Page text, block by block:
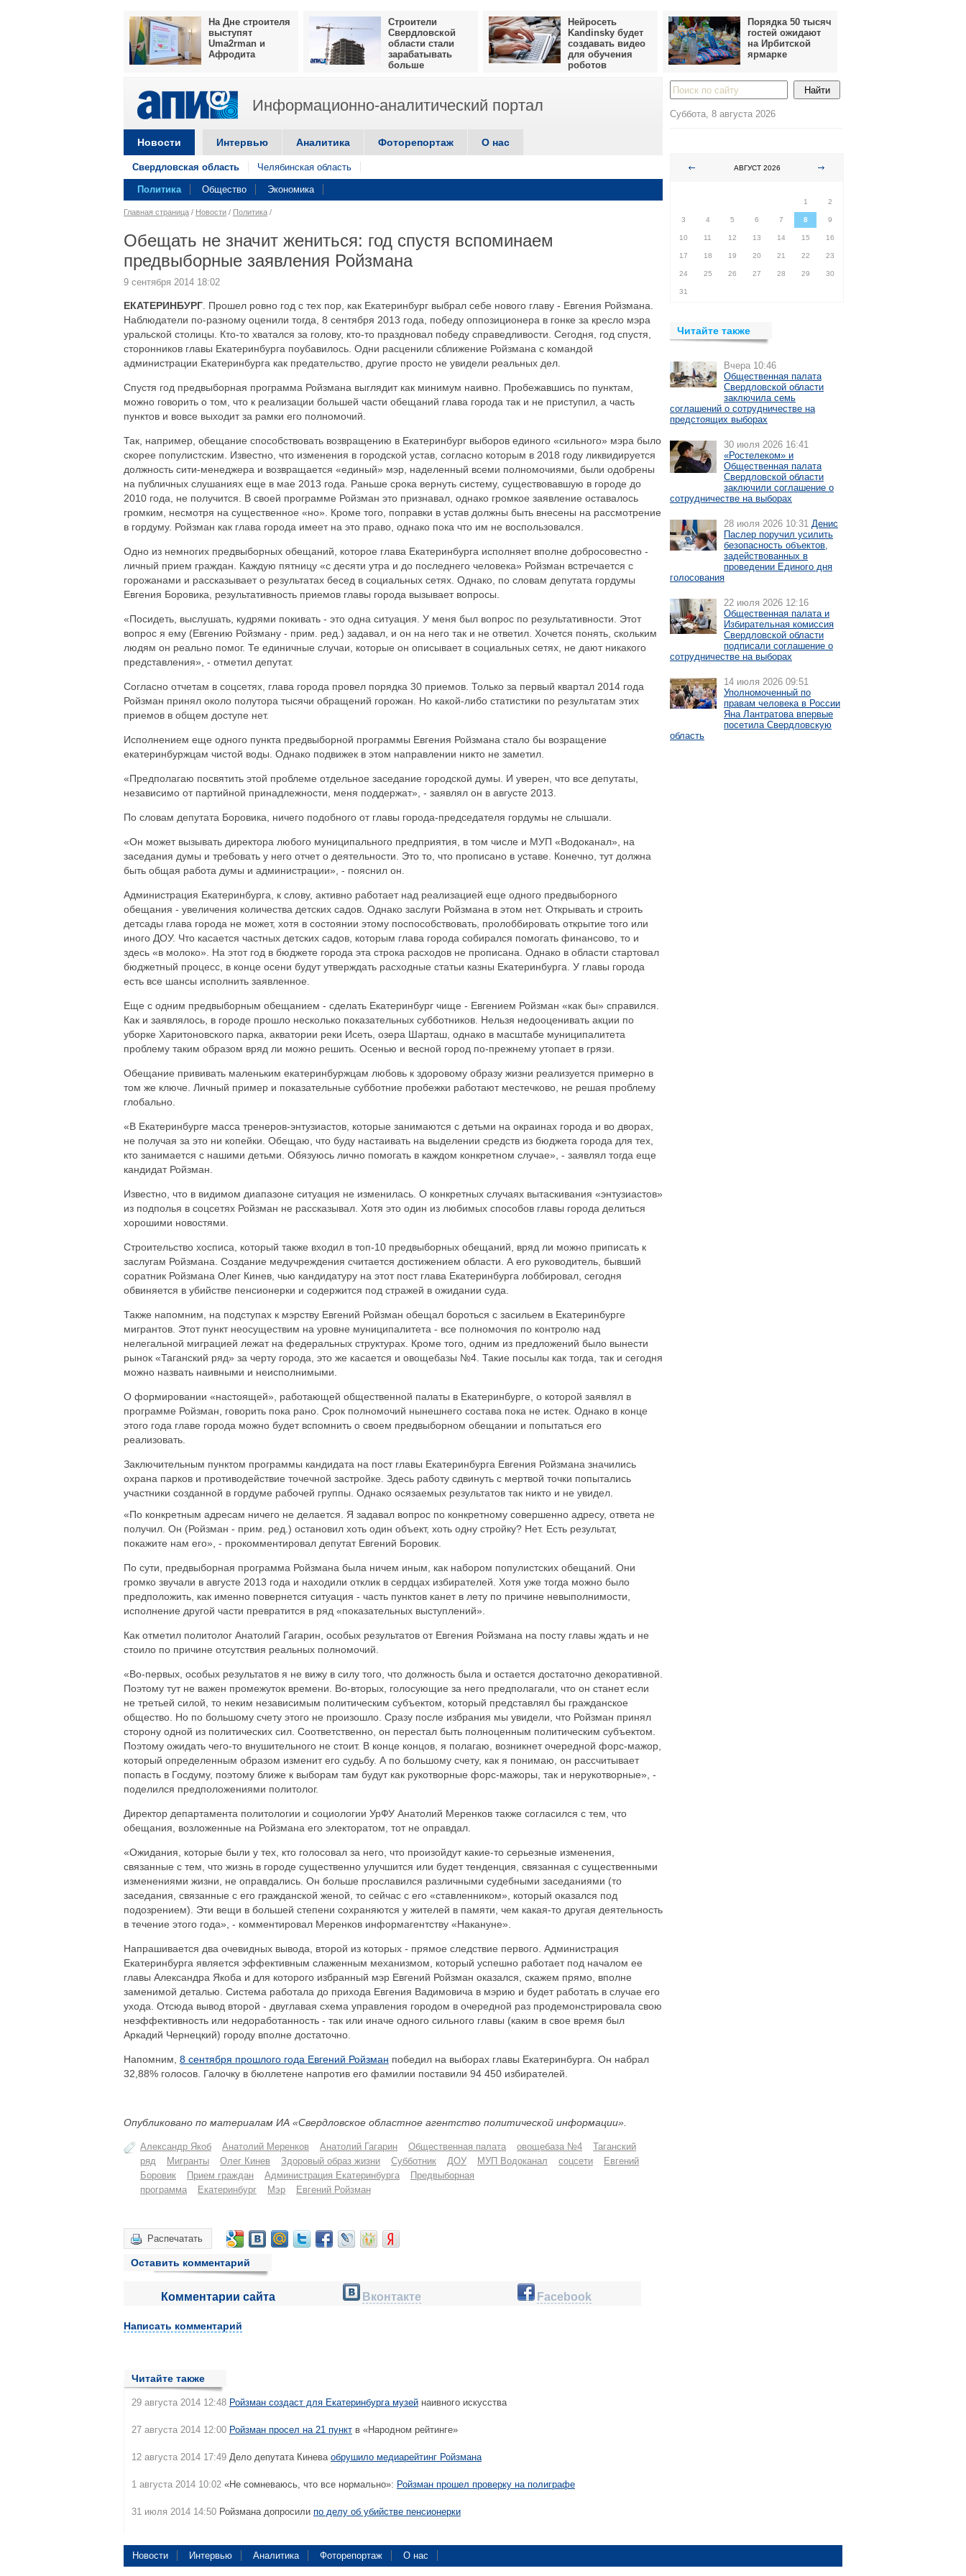
На Дне строителя
выступят
Uma2rman и
Афродита
Строители
Свердловской
области стали
зарабатывать
больше
Нейросеть
Kandinsky будет
создавать видео
для обучения
роботов
Порядка 50 тысяч
гостей ожидают
на Ирбитской
ярмарке
Информационно-аналитический портал
Новости Интервью Аналитика Фоторепортаж О нас
Свердловская область Челябинская область
Политика Общество Экономика
Главная страница / Новости / Политика /
Обещать не значит жениться: год спустя вспоминаем
предвыборные заявления Ройзмана
9 сентября 2014 18:02
ЕКАТЕРИНБУРГ . Прошел ровно год с тех пор, как Екатеринбург выбрал себе нового главу - Евгения Ройзмана.
Наблюдатели по-разному оценили тогда, 8 сентября 2013 года, победу оппозиционера в гонке за кресло мэра
уральской столицы. Кто-то хватался за голову, кто-то праздновал победу справедливости. Сегодня, год спустя,
сторонников главы Екатеринбурга поубавилось. Одни расценили сближение Ройзмана с командой
администрации Екатеринбурга как предательство, другие просто не увидели реальных дел.
Спустя год предвыборная программа Ройзмана выглядит как минимум наивно. Пробежавшись по пунктам,
можно говорить о том, что к реализации большей части обещаний глава города так и не приступил, а часть
пунктов и вовсе выходит за рамки его полномочий.
Так, например, обещание способствовать возвращению в Екатеринбург выборов единого «сильного» мэра было
скорее популистским. Известно, что изменения в городской устав, согласно которым в 2018 году ликвидируется
должность сити-менеджера и возвращается «единый» мэр, наделенный всеми полномочиями, были одобрены
на публичных слушаниях еще в мае 2013 года. Раньше срока вернуть систему, существовавшую в городе до
2010 года, не получится. В своей программе Ройзман это признавал, однако громкое заявление оставалось
громким, несмотря на существенное «но». Кроме того, поправки в устав должны быть внесены на рассмотрение
в гордуму. Ройзман как глава города имеет на это право, однако пока что им не воспользовался.
Одно из немногих предвыборных обещаний, которое глава Екатеринбурга исполняет вполне добросовестно -
личный прием граждан. Каждую пятницу «с десяти утра и до последнего человека» Ройзман встречается с
горожанами и рассказывает о результатах бесед в социальных сетях. Однако, по словам депутата гордумы
Евгения Боровика, результативность приемов главы города вызывает вопросы.
«Посидеть, выслушать, кудрями покивать - это одна ситуация. У меня был вопрос по результативности. Этот
вопрос я ему (Евгению Ройзману - прим. ред.) задавал, и он на него так и не ответил. Хочется понять, скольким
людям он реально помог. Те единичные случаи, которые он описывает в социальных сетях, не дают никакого
представления», - отметил депутат.
Согласно отчетам в соцсетях, глава города провел порядка 30 приемов. Только за первый квартал 2014 года
Ройзман принял около полутора тысячи обращений горожан. Но какой-либо статистики по результатам этих
приемов в общем доступе нет.
Исполнением еще одного пункта предвыборной программы Евгения Ройзмана стало бы возращение
екатеринбуржцам чистой воды. Однако подвижек в этом направлении никто не заметил.
«Предполагаю посвятить этой проблеме отдельное заседание городской думы. И уверен, что все депутаты,
независимо от партийной принадлежности, меня поддержат», - заявлял он в августе 2013.
По словам депутата Боровика, ничего подобного от главы города-председателя гордумы не слышали.
«Он может вызывать директора любого муниципального предприятия, в том числе и МУП «Водоканал», на
заседания думы и требовать у него отчет о деятельности. Это то, что прописано в уставе. Конечно, тут должна
быть общая работа думы и администрации», - пояснил он.
Администрация Екатеринбурга, к слову, активно работает над реализацией еще одного предвыборного
обещания - увеличения количества детских садов. Однако заслуги Ройзмана в этом нет. Открывать и строить
детсады глава города не может, хотя в состоянии этому поспособствовать, пролоббировать открытие того или
иного ДОУ. Что касается частных детских садов, которым глава города собирался помогать финансово, то и
здесь «в молоко». На этот год в бюджете города эта строка расходов не прописана. Однако в области стартовал
бюджетный процесс, в конце осени будут утверждать расходные статьи казны Екатеринбурга. У главы города
есть все шансы исполнить заявленное.
Еще с одним предвыборным обещанием - сделать Екатеринбург чище - Евгением Ройзман «как бы» справился.
Как и заявлялось, в городе прошло несколько показательных субботников. Нельзя недооценивать акции по
уборке Харитоновского парка, акватории реки Исеть, озера Шарташ, однако в масштабе муниципалитета
проблему таким образом вряд ли можно решить. Осенью и весной город по-прежнему утопает в грязи.
Обещание прививать маленьким екатеринбуржцам любовь к здоровому образу жизни реализуется примерно в
том же ключе. Личный пример и показательные субботние пробежки работают местечково, не решая проблему
глобально.
«В Екатеринбурге масса тренеров-энтузиастов, которые занимаются с детьми на окраинах города и во дворах,
не получая за это ни копейки. Обещаю, что буду настаивать на выделении средств из бюджета города для тех,
кто занимается с нашими детьми. Обязуюсь лично помогать в каждом конкретном случае», - заявлял тогда еще
кандидат Ройзман.
Известно, что в видимом диапазоне ситуация не изменилась. О конкретных случаях вытаскивания «энтузиастов»
из подполья в соцсетях Ройзман не рассказывал. Хотя это один из любимых способов главы города делиться
хорошими новостями.
Строительство хосписа, который также входил в топ-10 предвыборных обещаний, вряд ли можно приписать к
заслугам Ройзмана. Создание медучреждения считается достижением области. А его руководитель, бывший
соратник Ройзмана Олег Кинев, чью кандидатуру на этот пост глава Екатеринбурга лоббировал, сегодня
обвиняется в убийстве пенсионерки и содержится под стражей в ожидании суда.
Также напомним, на подступах к мэрству Евгений Ройзман обещал бороться с засильем в Екатеринбурге
мигрантов. Этот пункт неосуществим на уровне муниципалитета - все полномочия по контролю над
нелегальной миграцией лежат на федеральных структурах. Кроме того, одним из предложений было вынести
рынок «Таганский ряд» за черту города, это же касается и овощебазы №4. Такие посылы как тогда, так и сегодня
можно назвать наивными и неисполнимыми.
О формировании «настоящей», работающей общественной палаты в Екатеринбурге, о которой заявлял в
программе Ройзман, говорить пока рано. Срок полномочий нынешнего состава пока не истек. Однако в конце
этого года главе города можно будет вспомнить о своем предвыборном обещании и попытаться его
реализовать.
Заключительным пунктом программы кандидата на пост главы Екатеринбурга Евгения Ройзмана значились
охрана парков и противодействие точечной застройке. Здесь работу сдвинуть с мертвой точки попытались
участники созданной в гордуме рабочей группы. Однако осязаемых результатов так никто и не увидел.
«По конкретным адресам ничего не делается. Я задавал вопрос по конкретному совершенно адресу, ответа не
получил. Он (Ройзман - прим. ред.) остановил хоть один объект, хоть одну стройку? Нет. Есть результат,
покажите нам его», - прокомментировал депутат Евгений Боровик.
По сути, предвыборная программа Ройзмана была ничем иным, как набором популистских обещаний. Они
громко звучали в августе 2013 года и находили отклик в сердцах избирателей. Хотя уже тогда можно было
предположить, как именно повернется ситуация - часть пунктов канет в лету по причине невыполнимости,
исполнение другой части превратится в ряд «показательных выступлений».
Как отметил политолог Анатолий Гагарин, особых результатов от Евгения Ройзмана на посту главы ждать и не
стоило по причине отсутствия реальных полномочий.
«Во-первых, особых результатов я не вижу в силу того, что должность была и остается достаточно декоративной.
Поэтому тут не важен промежуток времени. Во-вторых, голосующие за него предполагали, что он станет если
не третьей силой, то неким независимым политическим субъектом, который представлял бы гражданское
общество. Но по большому счету этого не произошло. Сразу после избрания мы увидели, что Ройзман принял
сторону одной из политических сил. Соответственно, он перестал быть полноценным политическим субъектом.
Поэтому ожидать чего-то внушительного не стоит. В конце концов, я полагаю, возникнет очередной форс-мажор,
который определенным образом изменит его судьбу. А по большому счету, как я понимаю, он рассчитывает
попасть в Госдуму, поэтому ближе к выборам там будут как рукотворные форс-мажоры, так и нерукотворные», -
поделился предположениями политолог.
Директор департамента политологии и социологии УрФУ Анатолий Меренков также согласился с тем, что
обещания, возложенные на Ройзмана его электоратом, тот не оправдал.
«Ожидания, которые были у тех, кто голосовал за него, что произойдут какие-то серьезные изменения,
связанные с тем, что жизнь в городе существенно улучшится или будет тенденция, связанная с существенными
изменениями жизни, не оправдались. Он больше прославился различными судебными заседаниями (то
заседания, связанные с его гражданской женой, то сейчас с его «ставленником», который оказался под
подозрением). Эти вещи в большей степени сохраняются у жителей в памяти, чем какая-то другая деятельность
в течение этого года», - комментировал Меренков информагентству «Накануне».
Напрашивается два очевидных вывода, второй из которых - прямое следствие первого. Администрация
Екатеринбурга является эффективным слаженным механизмом, который успешно работает под началом ее
главы Александра Якоба и для которого избранный мэр Евгений Ройзман оказался, скажем прямо, вполне
заменимой деталью. Система работала до прихода Евгения Вадимовича в мэрию и будет работать в случае его
ухода. Отсюда вывод второй - двуглавая схема управления городом в очередной раз продемонстрировала свою
неэффективность или недоработанность - так или иначе одного сильного главы (каким в свое время был
Аркадий Чернецкий) городу вполне достаточно.
Напомним, 8 сентября прошлого года Евгений Ройзман победил на выборах главы Екатеринбурга. Он набрал
32,88% голосов. Галочку в бюллетене напротив его фамилии поставили 94 450 избирателей.
Опубликовано по материалам ИА «Свердловское областное агентство политической информации».
Александр Якоб Анатолий Меренков Анатолий Гагарин Общественная палата овощебаза №4
Таганский
ряд
Мигранты Олег Кинев Здоровый образ жизни Субботник ДОУ МУП Водоканал соцсети
Евгений
Боровик
Прием граждан Администрация Екатеринбурга
Предвыборная
программа
Екатеринбург Мэр Евгений Ройзман
Распечатать
Оставить комментарий
Комментарии сайта Вконтакте Facebook
Написать комментарий
Читайте также
29 августа 2014 12:48 Ройзман создаст для Екатеринбурга музей наивного искусства
27 августа 2014 12:00 Ройзман просел на 21 пункт в «Народном рейтинге»
12 августа 2014 17:49 Дело депутата Кинева обрушило медиарейтинг Ройзмана
1 августа 2014 10:02 «Не сомневаюсь, что все нормально»: Ройзман прошел проверку на полиграфе
31 июля 2014 14:50 Ройзмана допросили по делу об убийстве пенсионерки
Суббота, 8 августа 2026
АВГУСТ 2026
1
2
3 4 5 6 7 8 9
10 11 12 13 14 15 16
17 18 19 20 21 22 23
24 25 26 27 28 29 30
31
Читайте также
Вчера 10:46
Общественная палата
Свердловской области
заключила семь
соглашений о сотрудничестве на
предстоящих выборах
30 июля 2026 16:41
«Ростелеком» и
Общественная палата
Свердловской области
заключили соглашение о
сотрудничестве на выборах
28 июля 2026 10:31 Денис
Паслер поручил усилить
безопасность объектов,
задействованных в
проведении Единого дня
голосования
22 июля 2026 12:16
Общественная палата и
Избирательная комиссия
Свердловской области
подписали соглашение о
сотрудничестве на выборах
14 июля 2026 09:51
Уполномоченный по
правам человека в России
Яна Лантратова впервые
посетила Свердловскую
область
Новости Интервью Аналитика Фоторепортаж О нас